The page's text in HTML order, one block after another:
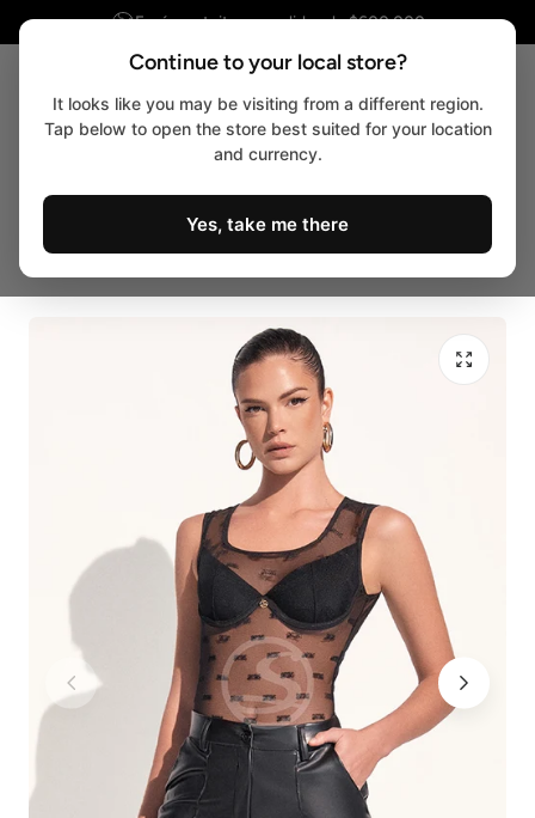
al contenido Envío gratuito en pedidos de $600.000
Carro
Hogar Body Neutra Negro Santísimas Ref. S-555
Continue to your local store?
It looks like you may be visiting from a different region.
Tap below to open the store best suited for your location
and currency.
Yes, take me there